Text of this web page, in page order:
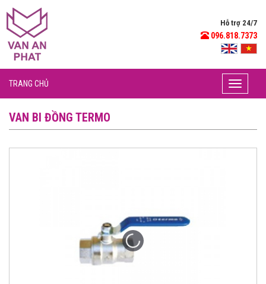
Hỗ trợ 24/7
096.818.7373
Toggle
TRANG CHỦ
VAN BI ĐỒNG TERMO